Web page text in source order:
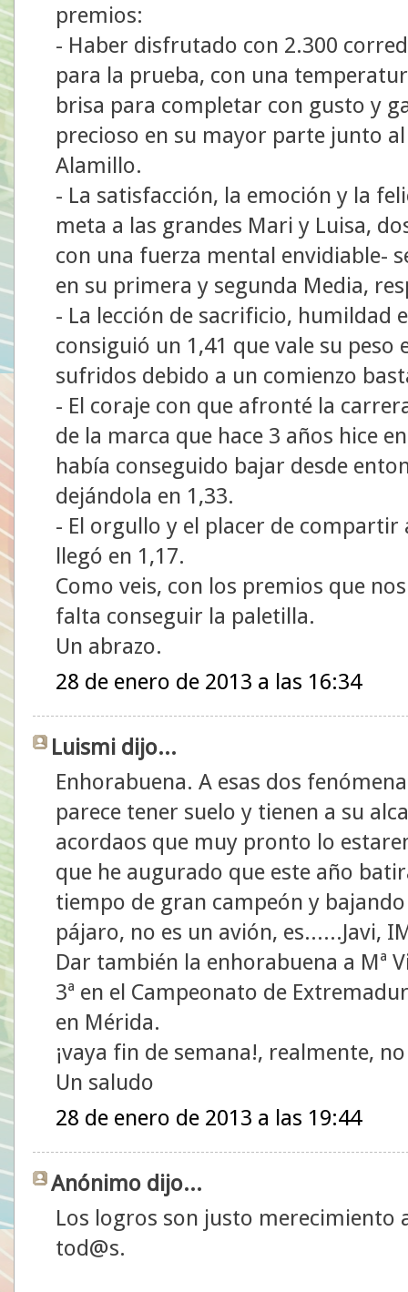
premios:
- Haber disfrutado con 2.300
para la prueba, con una
brisa para completar con gusto y
precioso en su mayor parte junto
Alamillo.
- La satisfacción, la emoción y la
meta a las grandes Mari y Luisa,
con una fuerza mental envidiable-
en su primera y segunda Media,
- La lección de sacrificio, humildad
consiguió un 1,41 que vale su
sufridos debido a un comienzo
- El coraje con que afronté la
de la marca que hace 3 años hice
había conseguido bajar desde
dejándola en 1,33.
- El orgullo y el placer de compartir
llegó en 1,17.
Como veis, con los premios que
falta conseguir la paletilla.
Un abrazo.
28 de enero de 2013 a las 16:34
Luismi dijo...
Enhorabuena. A esas dos
parece tener suelo y tienen a su
acordaos que muy pronto lo
que he augurado que este año
tiempo de gran campeón y
pájaro, no es un avión, es......Javi,
Dar también la enhorabuena a Mª
3ª en el Campeonato de
en Mérida.
¡vaya fin de semana!, realmente,
Un saludo
28 de enero de 2013 a las 19:44
Anónimo dijo...
Los logros son justo merecimiento
tod@s.